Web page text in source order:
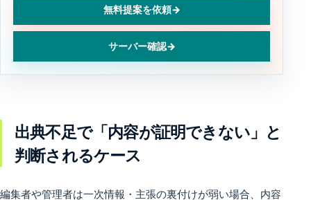
無料提案を依頼→
サーバー確認→
出典不足で「内容が証明できない」と
判断されるケース
編集者や管理者は一次情報・主張の裏付けが弱い場合、内容